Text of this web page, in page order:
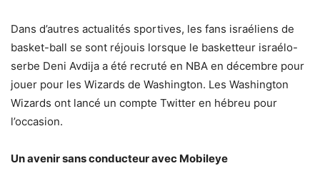
Dans d’autres actualités sportives, les fans israéliens de
basket-ball se sont réjouis lorsque le basketteur israélo-
serbe Deni Avdija a été recruté en NBA en décembre pour
jouer pour les Wizards de Washington. Les Washington
Wizards ont lancé un compte Twitter en hébreu pour
l’occasion.
Un avenir sans conducteur avec Mobileye